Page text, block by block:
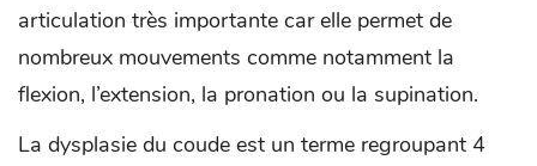
articulation très importante car elle permet de
nombreux mouvements comme notamment la
flexion, l’extension, la pronation ou la supination.
La dysplasie du coude est un terme regroupant 4